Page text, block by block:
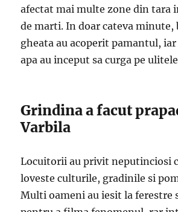
afectat mai multe zone din tara
de marti. In doar cateva minute,
gheata au acoperit pamantul, iar
apa au inceput sa curga pe
Grindina a facut
Varbila
Locuitorii au privit neputinciosi
loveste culturile, gradinile si
Multi oameni au iesit la ferestre